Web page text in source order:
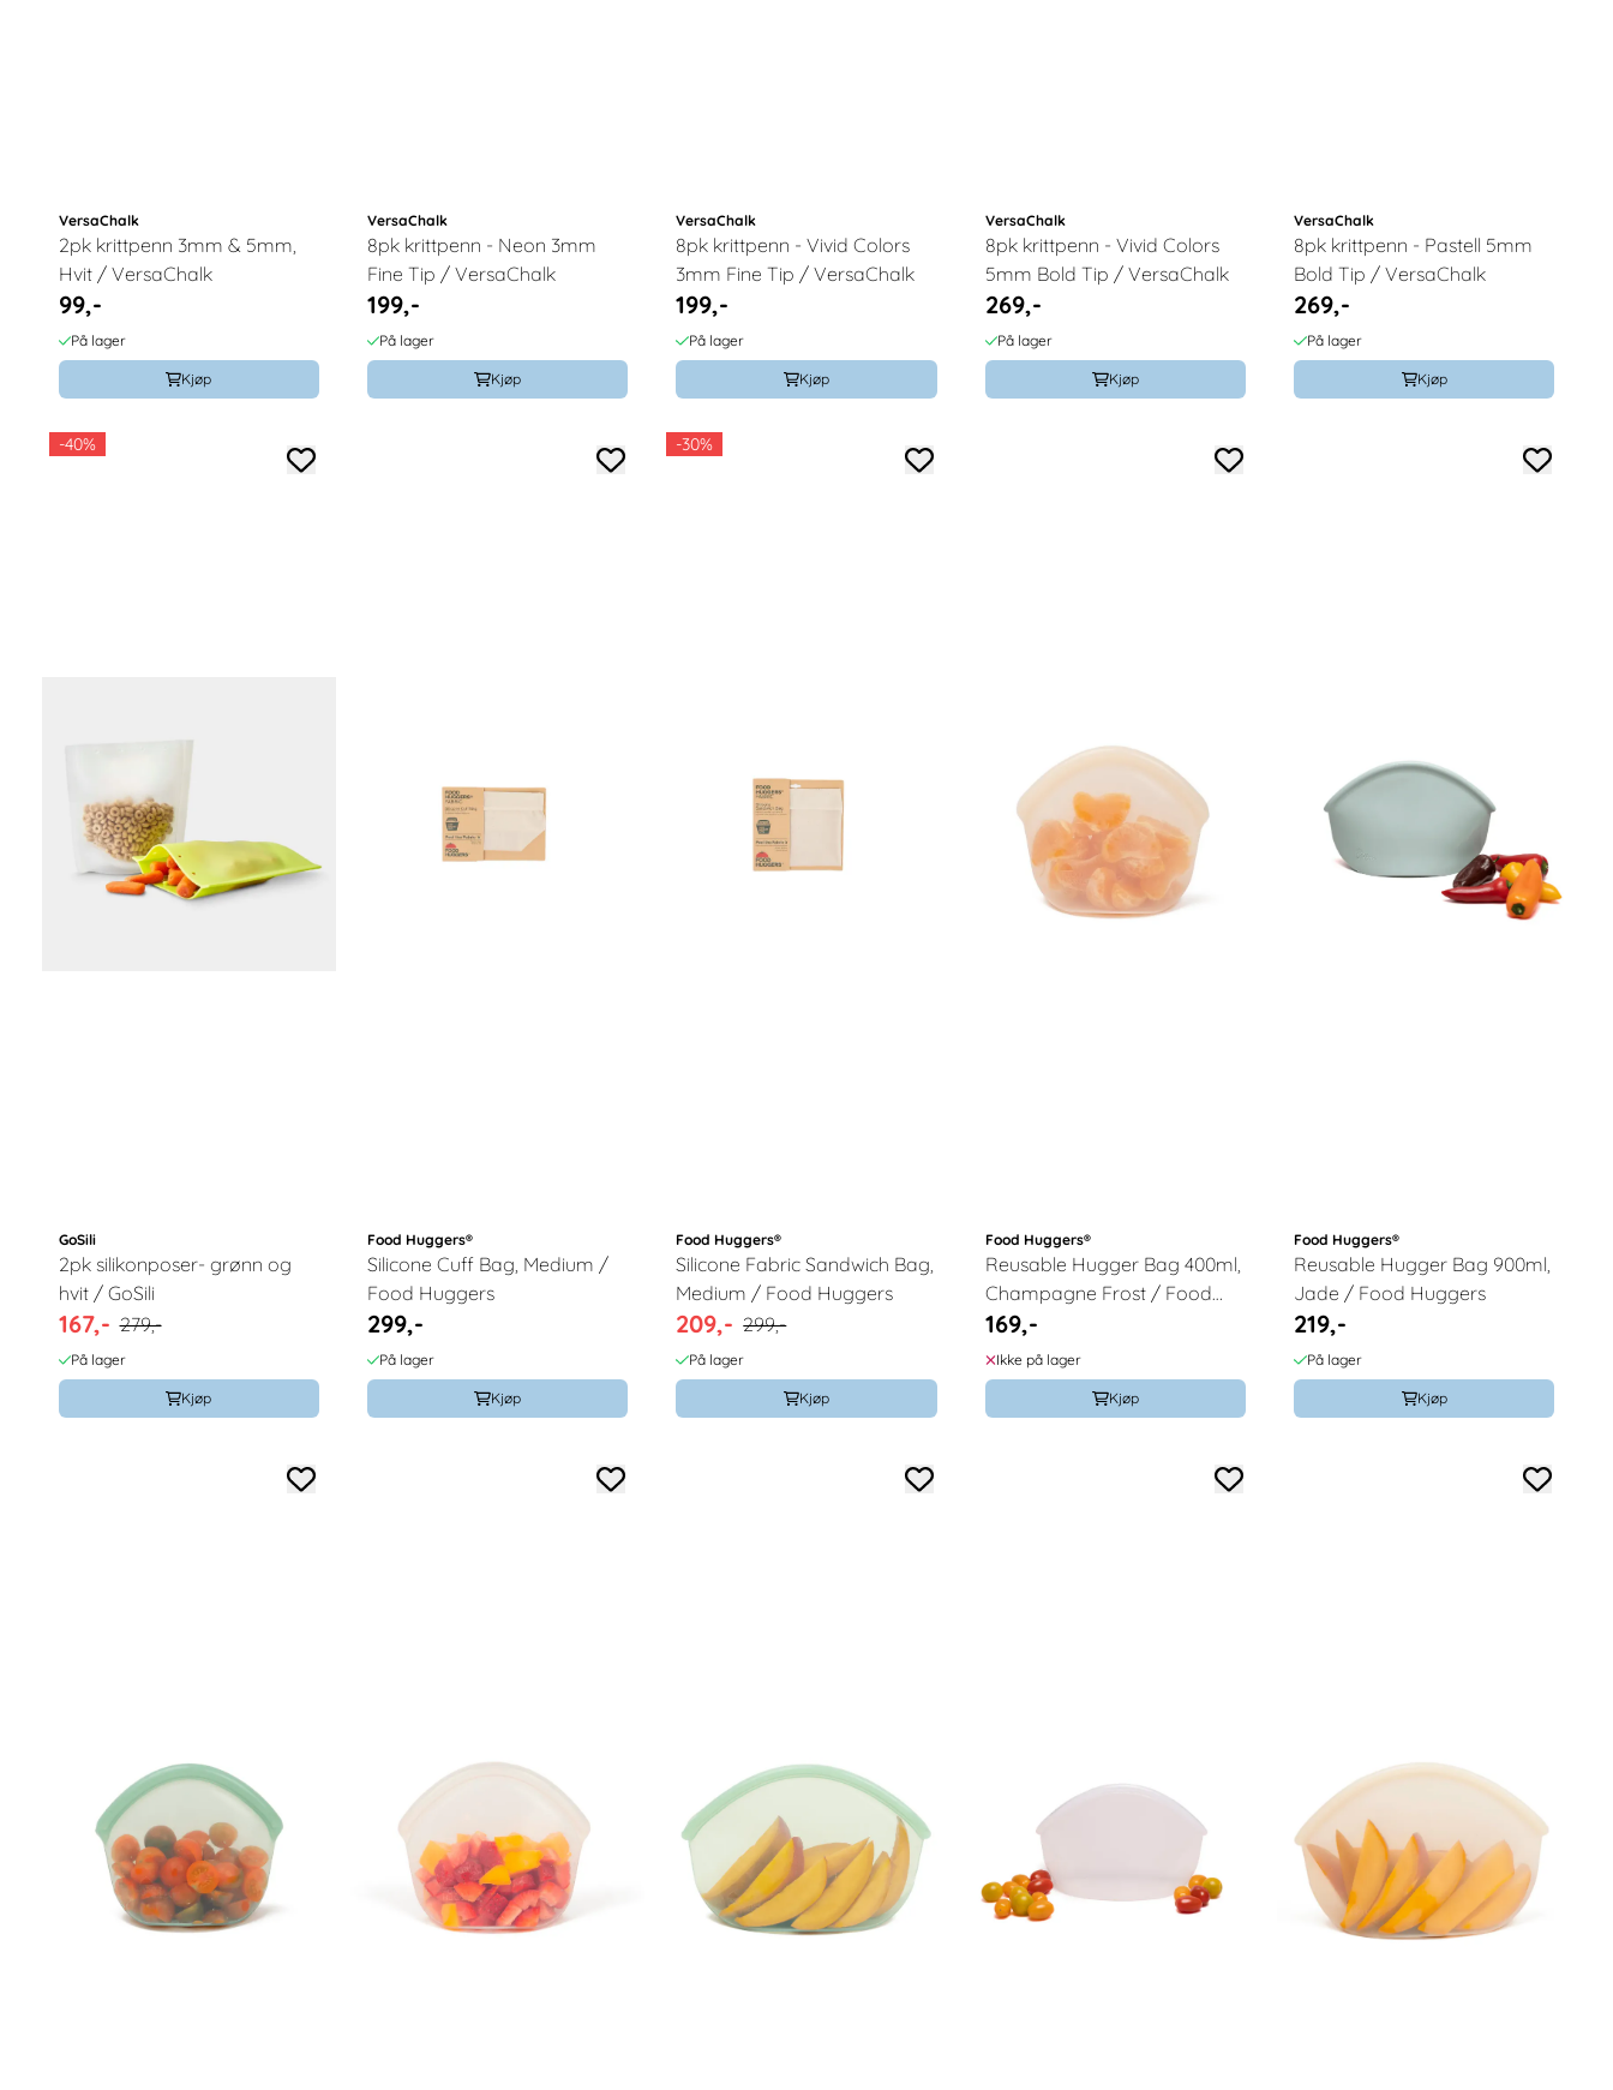
VersaChalk
2pk krittpenn 3mm & 5mm,
Hvit / VersaChalk
99,-
På lager
Kjøp
VersaChalk
8pk krittpenn - Neon 3mm
Fine Tip / VersaChalk
199,-
På lager
Kjøp
VersaChalk
8pk krittpenn - Vivid Colors
3mm Fine Tip / VersaChalk
199,-
På lager
Kjøp
VersaChalk
8pk krittpenn - Vivid Colors
5mm Bold Tip / VersaChalk
269,-
På lager
Kjøp
VersaChalk
8pk krittpenn - Pastell 5mm
Bold Tip / VersaChalk
269,-
På lager
Kjøp
-40%
GoSili
2pk silikonposer- grønn og
hvit / GoSili
167,- 279,-
På lager
Kjøp
Food Huggers®
Silicone Cuff Bag, Medium /
Food Huggers
299,-
På lager
Kjøp
-30%
Food Huggers®
Silicone Fabric Sandwich Bag,
Medium / Food Huggers
209,- 299,-
På lager
Kjøp
Food Huggers®
Reusable Hugger Bag 400ml,
Champagne Frost / Food
Huggers
169,-
Ikke på lager
Kjøp
Food Huggers®
Reusable Hugger Bag 900ml,
Jade / Food Huggers
219,-
På lager
Kjøp